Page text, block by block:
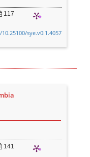
117
sye.v0i1.4057
141